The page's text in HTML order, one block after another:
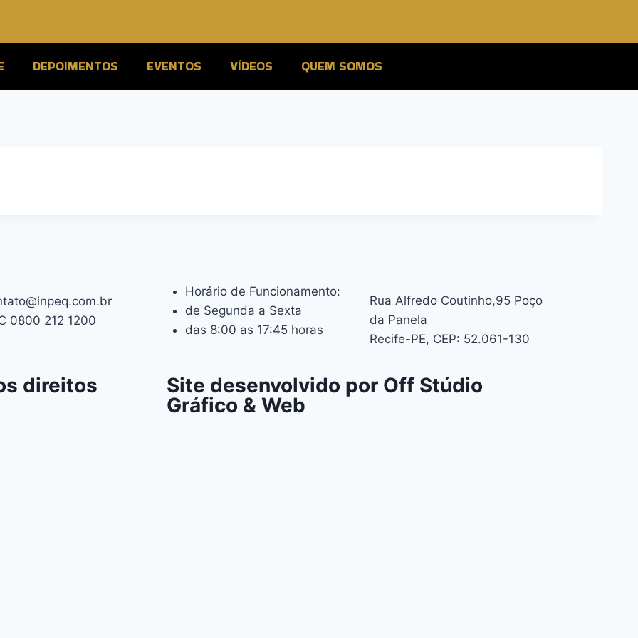
DEPOIMENTOS EVENTOS VÍDEOS QUEM SOMOS
0800 212 1200
Horário de Funcionamento:
de Segunda a Sexta
das 8:00 as 17:45 horas
Rua Alfredo Coutinho,95 Poço
da Panela
Recife-PE, CEP: 52.061-130
direitos
Site desenvolvido por Off Stúdio
Gráfico & Web